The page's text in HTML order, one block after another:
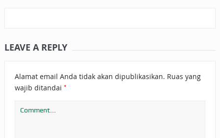
LEAVE A REPLY
Alamat email Anda tidak akan dipublikasikan. Ruas yang
wajib ditandai *